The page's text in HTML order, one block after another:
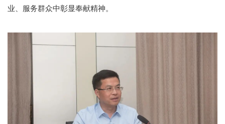
业、服务群众中彰显奉献精神。